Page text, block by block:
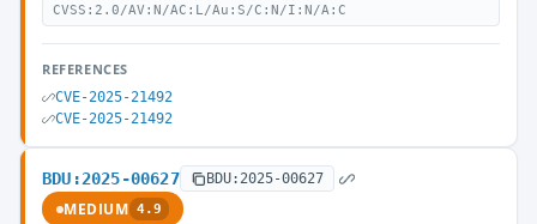
CVSS:2.0/AV:N/AC:L/Au:S/C:N/I:N/A:C
REFERENCES
CVE-2025-21492
CVE-2025-21492
BDU:2025-00627 BDU:2025-00627
MEDIUM 4.9